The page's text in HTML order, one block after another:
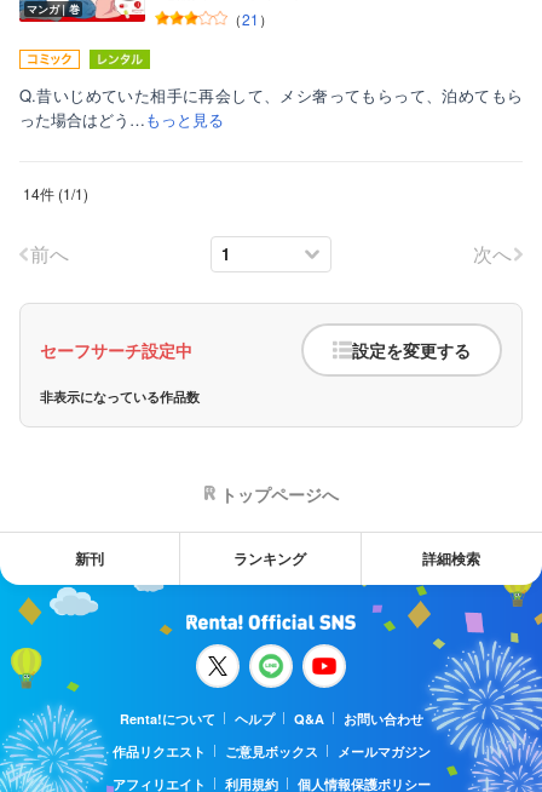
マンガ｜巻
（21 ）
Q.昔いじめていた相手に再会して、メシ奢ってもらって、泊めてもら
った場合はどう…もっと見る
14件 (1/1)
前へ 次へ
セーフサーチ設定中 設定を変更する
非表示になっている作品数
トップページへ
新刊 ランキング 詳細検索
Renta!について ヘルプ Q&A
お問い合わせ
作品リクエスト
ご意見ボックス
メールマガジン
アフィリエイト
利用規約 個人情報保護ポリシー